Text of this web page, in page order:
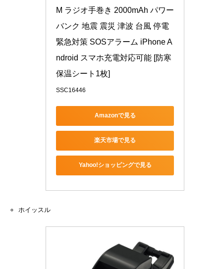
M ラジオ手巻き 2000mAh パワー
バンク 地震 震災 津波 台風 停電
緊急対策 SOSアラーム iPhone A
ndroid スマホ充電対応可能 [防寒
保温シート1枚]
SSC16446
Amazonで見る
楽天市場で見る
Yahoo!ショッピングで見る
ホイッスル